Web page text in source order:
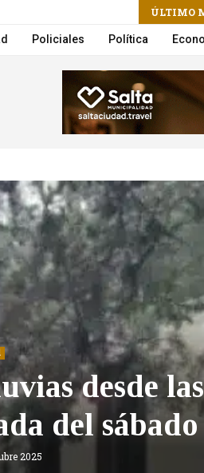
ÚLTIMO
en vivo por Flow
Policiales Política
desde
del sábado
2025